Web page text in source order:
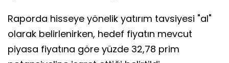
Raporda hisseye yönelik yatırım tavsiyesi "al"
olarak belirlenirken, hedef fiyatın mevcut
piyasa fiyatına göre yüzde 32,78 prim